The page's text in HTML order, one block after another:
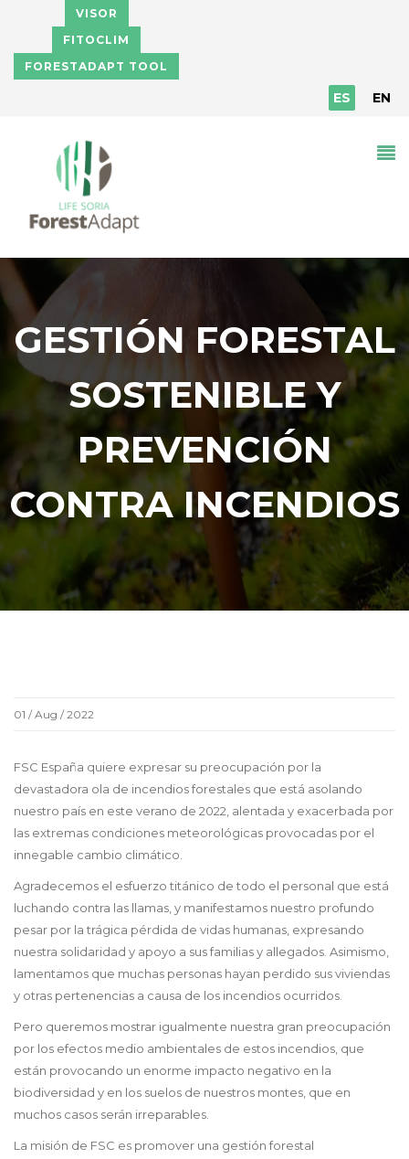
Pasar al contenido principal
VISOR
FITOCLIM
FORESTADAPT TOOL
ES EN
GESTIÓN FORESTAL
SOSTENIBLE Y
PREVENCIÓN
CONTRA INCENDIOS
01 / Aug / 2022
FSC España quiere expresar su preocupación por la
devastadora ola de incendios forestales que está asolando
nuestro país en este verano de 2022, alentada y exacerbada por
las extremas condiciones meteorológicas provocadas por el
innegable cambio climático.
Agradecemos el esfuerzo titánico de todo el personal que está
luchando contra las llamas, y manifestamos nuestro profundo
pesar por la trágica pérdida de vidas humanas, expresando
nuestra solidaridad y apoyo a sus familias y allegados. Asimismo,
lamentamos que muchas personas hayan perdido sus viviendas
y otras pertenencias a causa de los incendios ocurridos.
Pero queremos mostrar igualmente nuestra gran preocupación
por los efectos medio ambientales de estos incendios, que
están provocando un enorme impacto negativo en la
biodiversidad y en los suelos de nuestros montes, que en
muchos casos serán irreparables.
La misión de FSC es promover una gestión forestal